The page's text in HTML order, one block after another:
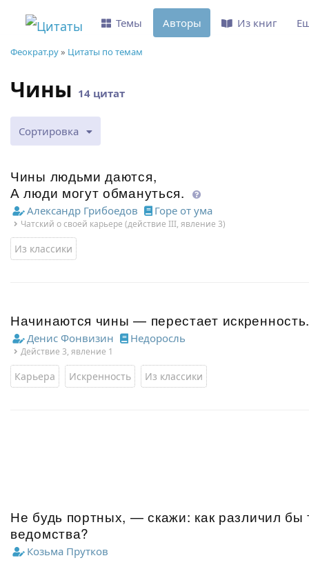
Феократ.ру» Цитаты по темам
Чины 14 цитат
Сортировка
Чины людьми даются,
А люди могут обмануться.
Александр Грибоедов Горе от ума
Чатский о своей карьере (действие III, явление 3)
Из классики
Начинаются чины — перестает
Денис Фонвизин Недоросль
Действие 3, явление 1
Карьера Искренность Из классики
Не будь портных, — скажи: как различил
ведомства?
Козьма Прутков
Темы Авторы Из книг